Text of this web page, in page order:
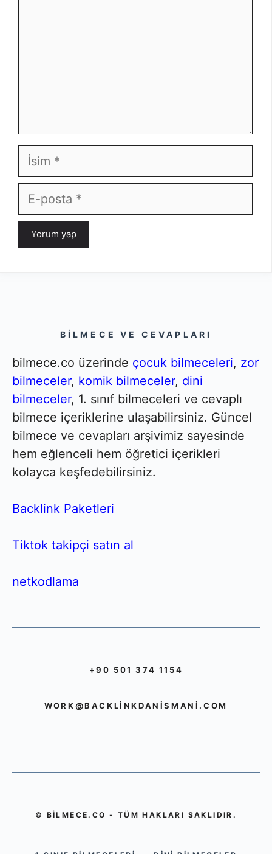
İsim
E-
posta
BILMECE VE CEVAPLARI
bilmece.co üzerinde çocuk bilmeceleri, zor
bilmeceler, komik bilmeceler, dini
bilmeceler, 1. sınıf bilmeceleri ve cevaplı
bilmece içeriklerine ulaşabilirsiniz. Güncel
bilmece ve cevapları arşivimiz sayesinde
hem eğlenceli hem öğretici içerikleri
kolayca keşfedebilirsiniz.
Backlink Paketleri
Tiktok takipçi satın al
netkodlama
+90 501 374 1154
WORK@BACKLINKDANISMANI.COM
© BILMECE.CO - TÜM HAKLARI SAKLIDIR.